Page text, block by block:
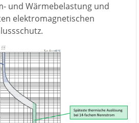
und Wärmebelastung und
elektromagnetischen